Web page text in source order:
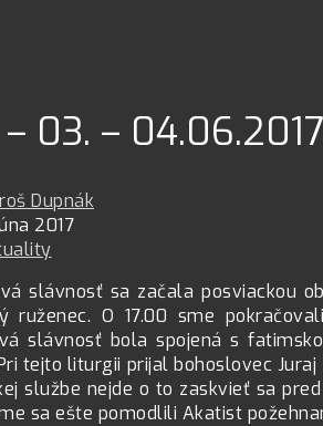
– 03. – 04.06.2017
Dupnák
2017
slávnosť sa začala posviackou
ruženec. O 17.00 sme
slávnosť bola spojená s
tejto liturgii prijal bohoslovec
službe nejde o to zaskvieť sa
sa ešte pomodlili Akatist